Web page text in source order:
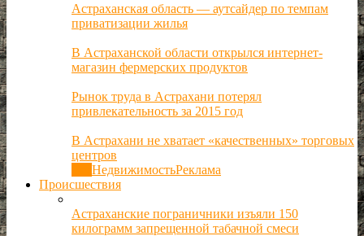
Астраханская область — аутсайдер по темпам
приватизации жилья
В Астраханской области открылся интернет-
магазин фермерских продуктов
Рынок труда в Астрахани потерял
привлекательность за 2015 год
В Астрахани не хватает «качественных» торговых
центров
НедвижимостьРеклама
Происшествия
Астраханские пограничники изъяли 150
килограмм запрещенной табачной смеси